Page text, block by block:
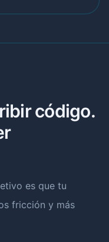
código.
es que tu
fricción y más